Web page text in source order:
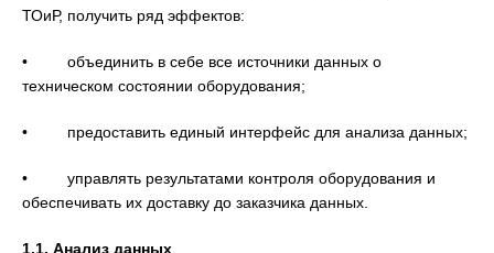
ТОиР, получить ряд эффектов:
• объединить в себе все источники данных о
техническом состоянии оборудования;
• предоставить единый интерфейс для анализа данных;
• управлять результатами контроля оборудования и
обеспечивать их доставку до заказчика данных.
1.1. Анализ данных